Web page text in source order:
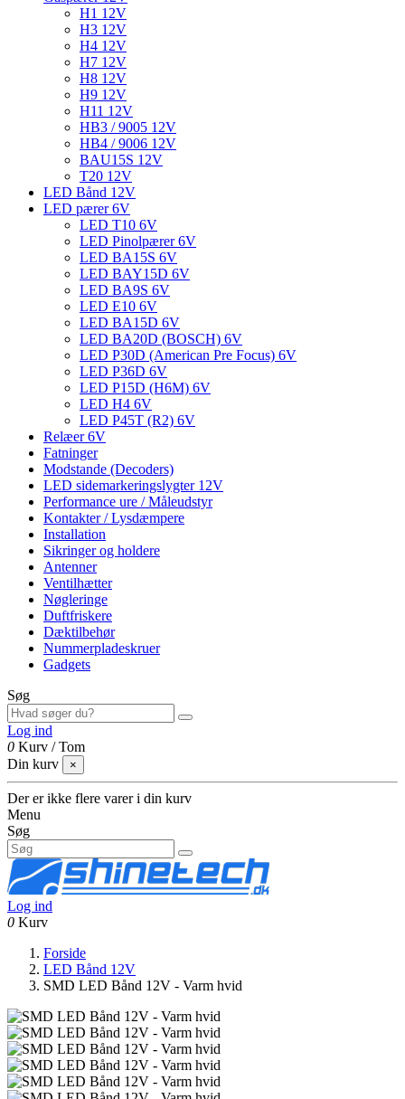
H1 12V
H3 12V
H4 12V
H7 12V
H8 12V
H9 12V
H11 12V
HB3 / 9005 12V
HB4 / 9006 12V
BAU15S 12V
T20 12V
LED Bånd 12V
LED pærer 6V
LED T10 6V
LED Pinolpærer 6V
LED BA15S 6V
LED BAY15D 6V
LED BA9S 6V
LED E10 6V
LED BA15D 6V
LED BA20D (BOSCH) 6V
LED P30D (American Pre Focus) 6V
LED P36D 6V
LED P15D (H6M) 6V
LED H4 6V
LED P45T (R2) 6V
Relæer 6V
Fatninger
Modstande (Decoders)
LED sidemarkeringslygter 12V
Performance ure / Måleudstyr
Kontakter / Lysdæmpere
Installation
Sikringer og holdere
Antenner
Ventilhætter
Nøgleringe
Duftfriskere
Dæktilbehør
Nummerpladeskruer
Gadgets
Søg
Log ind
0 Kurv /Tom
Din kurv
×
Der er ikke flere varer i din kurv
Menu
Søg
Log ind
0 Kurv
Forside
LED Bånd 12V
SMD LED Bånd 12V - Varm hvid